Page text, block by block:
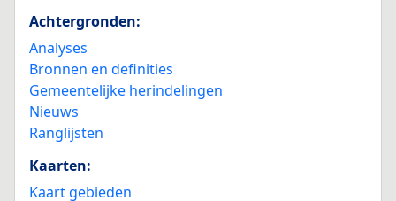
Achtergronden:
Analyses
Bronnen en definities
Gemeentelijke herindelingen
Nieuws
Ranglijsten
Kaarten:
Kaart gebieden